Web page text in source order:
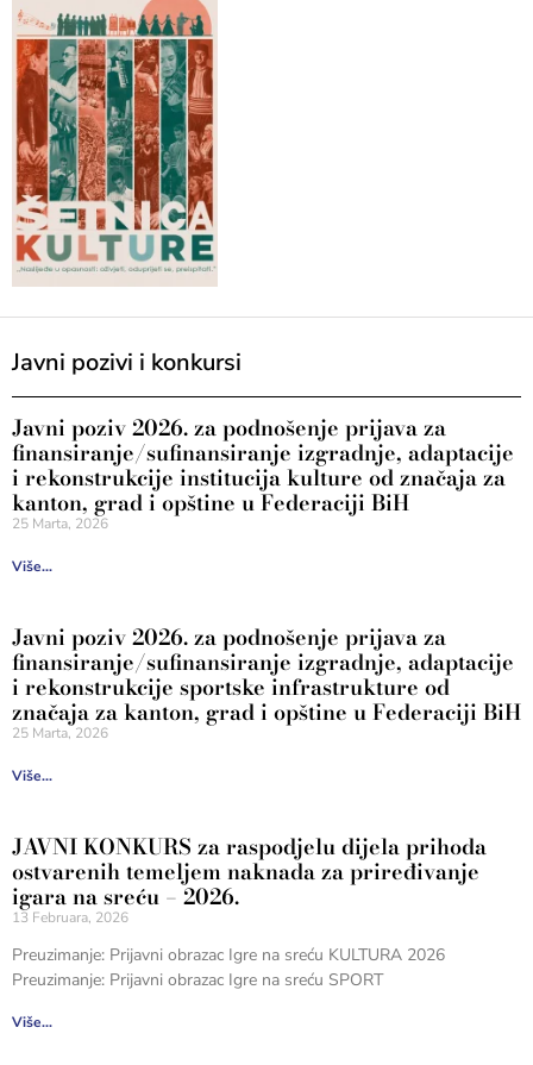
Javni pozivi i konkursi
Javni poziv 2026. za podnošenje prijava za
finansiranje/sufinansiranje izgradnje, adaptacije
i rekonstrukcije institucija kulture od značaja za
kanton, grad i opštine u Federaciji BiH
25 Marta, 2026
Više...
Javni poziv 2026. za podnošenje prijava za
finansiranje/sufinansiranje izgradnje, adaptacije
i rekonstrukcije sportske infrastrukture od
značaja za kanton, grad i opštine u Federaciji BiH
25 Marta, 2026
Više...
JAVNI KONKURS za raspodjelu dijela prihoda
ostvarenih temeljem naknada za priređivanje
igara na sreću – 2026.
13 Februara, 2026
Preuzimanje: Prijavni obrazac Igre na sreću KULTURA 2026
Preuzimanje: Prijavni obrazac Igre na sreću SPORT
Više...